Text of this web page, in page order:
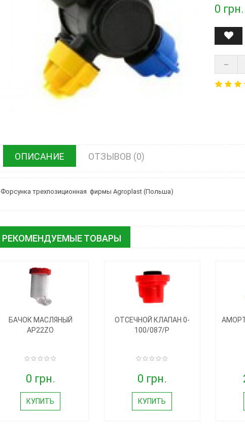
0 грн.
ОПИСАНИЕ ОТЗЫВОВ (0)
Форсунка трехпозиционная фирмы Agroplast (Польша)
РЕКОМЕНДУЕМЫЕ ТОВАРЫ
БАЧОК МАСЛЯНЫЙ
AP22ZO
0 грн.
КУПИТЬ
ОТСЕЧНОЙ КЛАПАН 0-
100/087/P
0 грн.
КУПИТЬ